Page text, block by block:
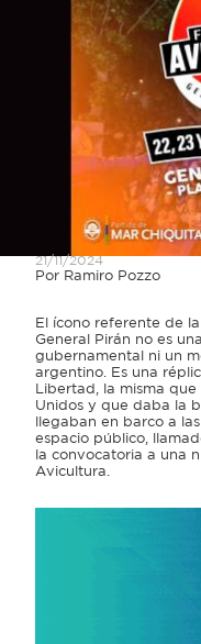
21/11/2024
Por Ramiro Pozzo
El ícono referente de
General Pirán no es
gubernamental ni un
argentino. Es una
Libertad, la misma
Unidos y que daba la
llegaban en barco a
espacio público,
la convocatoria a una
Avicultura.